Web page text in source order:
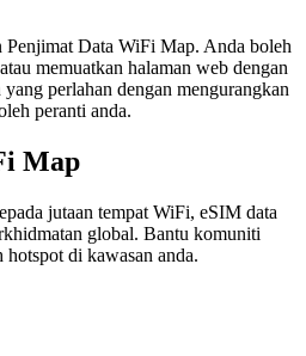
Penjimat Data WiFi Map. Anda boleh
memuatkan halaman web dengan
perlahan dengan mengurangkan
peranti anda.
Map
jutaan tempat WiFi, eSIM data
global. Bantu komuniti
di kawasan anda.